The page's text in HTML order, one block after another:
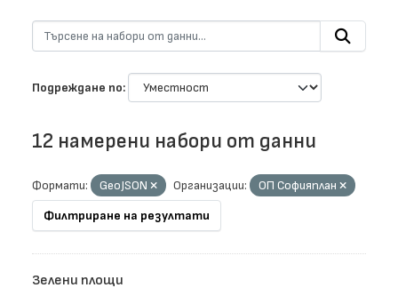
Подреждане по
12 намерени набори от данни
Формати: GeoJSON Организации:
ОП Софияплан
Филтриране на резултати
Зелени площи